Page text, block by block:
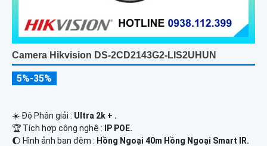
Camera Hikvision DS-2CD2143G2-LIS2UHUN
5%-35%
☀️ Độ Phân giải : Ultra 2k + .
🏆 Tích hợp công nghệ :
IP POE.
🌔 Hình ảnh ban đêm : Hồng Ngoại 40m Hồng Ngoại Smart IR.